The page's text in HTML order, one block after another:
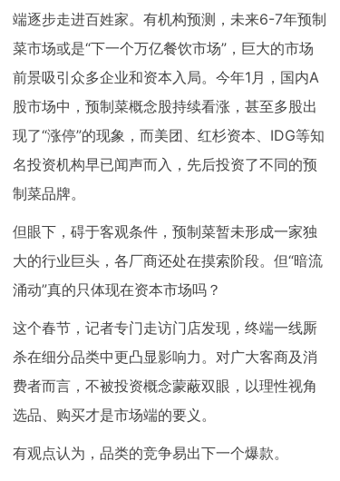
端逐步走进百姓家。有机构预测，未来6-7年预制
菜市场或是“下一个万亿餐饮市场”，巨大的市场
前景吸引众多企业和资本入局。今年1月，国内A
股市场中，预制菜概念股持续看涨，甚至多股出
现了“涨停”的现象，而美团、红杉资本、IDG等知
名投资机构早已闻声而入，先后投资了不同的预
制菜品牌。
但眼下，碍于客观条件，预制菜暂未形成一家独
大的行业巨头，各厂商还处在摸索阶段。但“暗流
涌动”真的只体现在资本市场吗？
这个春节，记者专门走访门店发现，终端一线厮
杀在细分品类中更凸显影响力。对广大客商及消
费者而言，不被投资概念蒙蔽双眼，以理性视角
选品、购买才是市场端的要义。
有观点认为，品类的竞争易出下一个爆款。